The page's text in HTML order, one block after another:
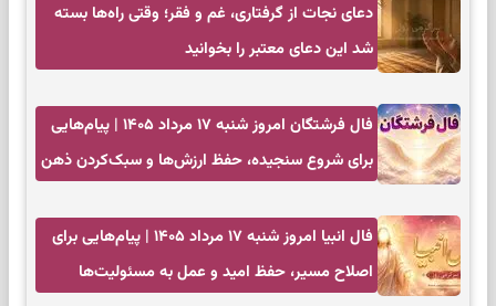
دعای نجات از گرفتاری، غم و فقر؛ وقتی راه‌ها بسته
شد این دعای معتبر را بخوانید
فال فرشتگان امروز شنبه ۱۷ مرداد ۱۴۰۵ | پیام‌هایی
برای شروع سنجیده، حفظ ارزش‌ها و سبک‌کردن ذهن
فال انبیا امروز شنبه ۱۷ مرداد ۱۴۰۵ | پیام‌هایی برای
اصلاح مسیر، حفظ امید و عمل به مسئولیت‌ها